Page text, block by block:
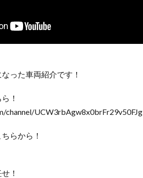
った車両紹介です！
！
channel/UCW3rbAgw8x0brFr29v50FJg
らから！
！